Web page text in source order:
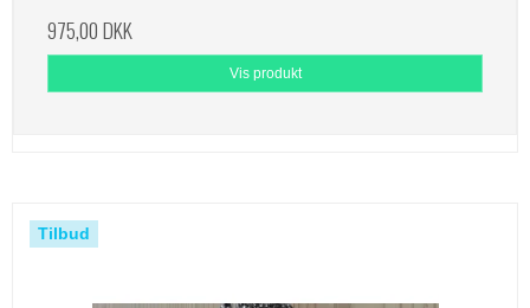
975,00 DKK
Vis produkt
Tilbud